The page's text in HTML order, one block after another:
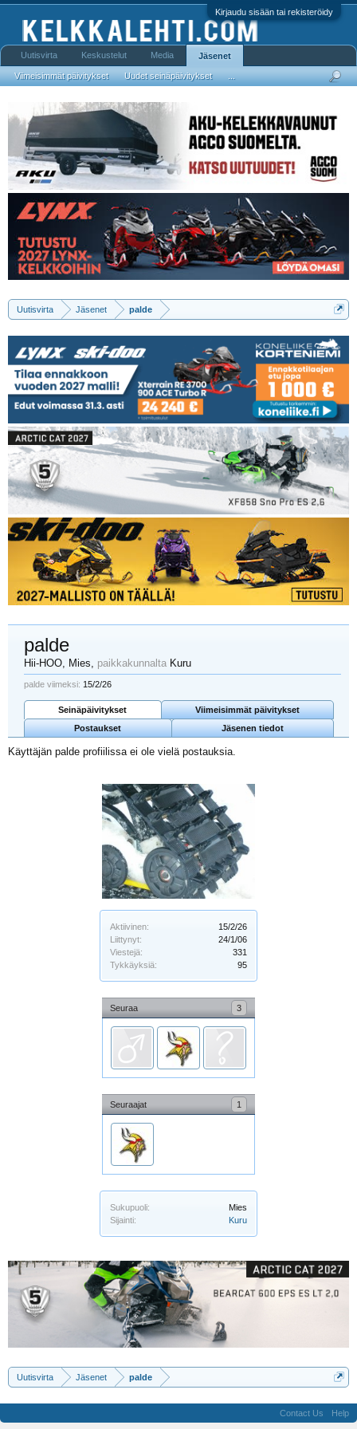
Kirjaudu sisään tai rekisteröidy
Uutisvirta Jäsenet palde
Aktiivinen:
15/2/26
Liittynyt:
24/1/06
Viestejä:
331
Tykkäyksiä:
95
Seuraa 3
Seuraajat 1
Sukupuoli:
Mies
Sijainti:
Kuru
palde
Hii-HOO , Mies, paikkakunnalta Kuru
palde viimeksi: 15/2/26
Seinäpäivitykset
Viimeisimmät päivitykset
Postaukset
Jäsenen tiedot
Käyttäjän palde profiilissa ei ole vielä postauksia.
Uutisvirta Jäsenet palde
Uutisvirta Keskustelut Media Jäsenet
Viimeisimmät päivitykset Uudet seinäpäivitykset
Contact Us
Help